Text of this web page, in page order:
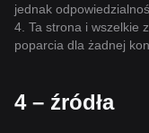
jednak
4. Ta strona i wszelkie
poparcia dla żadnej
4 – źródła